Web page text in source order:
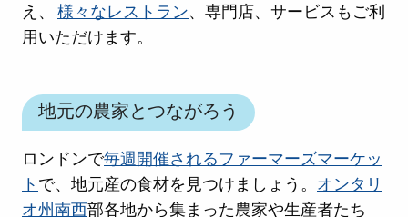
え、 様々なレストラン、専門店、サービスもご利
用いただけます。
地元の農家とつながろう
ロンドンで毎週開催されるファーマーズマーケッ
ト で、地元産の食材を見つけましょう。 オンタリ
オ州南西部各地から集まった農家や生産者たち